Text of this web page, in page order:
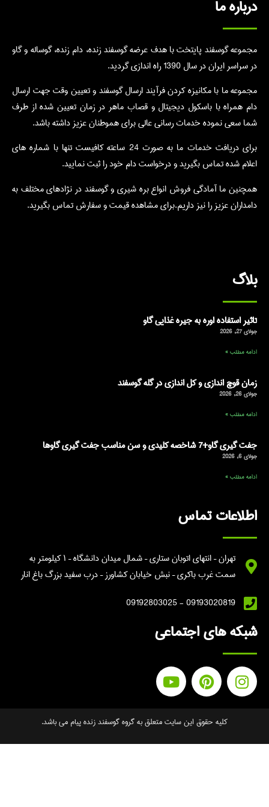
ما
گوسفند پایتخت با هدف عرضه گوسفند زنده، دام زنده، گوساله و گاو
در سال 1390 راه اندازی گردید.
ما با مکانیزه کردن فرآیند ارسال گوسفند و تعیین وقت جهت ارسال
با باسکول دیجیتال و قصاب ماهر در زمان تعیین شده از طرف
نموده خدمات رسانی عالی برای هموطنان عزیز داشته باشد.
برای دریافت خدمات ما به صورت 24 ساعته کافیست تنها با شماره های
شده تماس بگیرید و درخواست دام خود را ثبت نمایید.
ما آمادگی فروش انواع بره شیری و گوسفند در نژادهای مختلف به
عزیز را نیز داریم.برای مشاهده قیمت و سفارش تماس بگیرید.
اوره به جیره غذایی گاو
»
اندازی و کل اندازی در گله گوسفند
»
کلیدی و سن مناسب جفت گیری گاوها
»
تماس
تهران – انتهای اتوبان ستاری – شمال میدان دانشگاه – ۱ کیلومتر به
سمت غرب باکری – نبش خیابان کشاورز – درب سفید بزرگ باغ انار
09193020819 - 09192803025
های اجتماعی
کلیه حقوق این سایت متعلق به گروه گوسفند زنده پیام می باشد.